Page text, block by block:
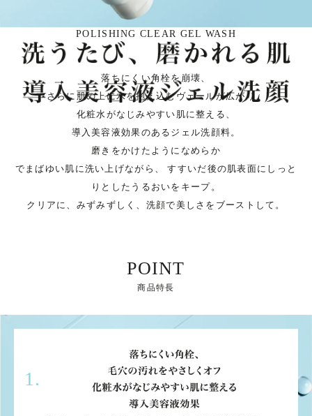
POLISHING CLEAR GEL WASH
落ちにくい角栓を崩壊、
さらに肌の上に水を抱え込むヴェールが広がり、
化粧水がなじみやすい肌に整える、
導入美容液効果のあるジェル洗顔料。
磨きをかけたようになめらか
でまばゆい肌に洗い上げながら、
すすいだ後の肌表面にしっと
りとしたうるおいをキープ。
クリアに、みずみずしく、洗顔で美しさをブーストして。
POINT
商品特長
1.